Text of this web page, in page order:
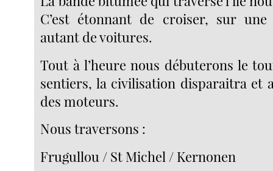
C’est étonnant de croiser, sur
autant de voitures.
Tout à l’heure nous débuterons le
sentiers, la civilisation disparaitra et
des moteurs.
Nous traversons :
Frugullou / St Michel / Kernonen